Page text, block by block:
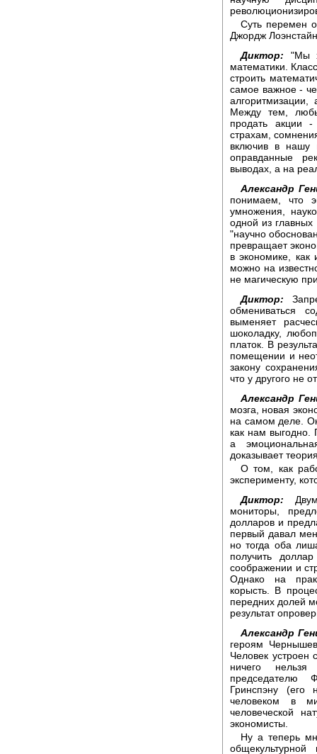
Суть перемен
Джордж
Диктор: "Мы
математики.
строить
самое важное -
Между тем,
продать акции
страхам,
включив в нашу
оправданные
выводах, а на
Александр
понимаем, что
умножения,
одной из
"научно
превращает
в экономике,
можно на
не магическую
Диктор:
обмениваться
выменяет
шоколадку,
платок. В
помещении и
закону
что у другого не
Александр
мозга, новая
на самом деле.
как нам выгодно.
а
доказывает
О том, как
эксперименту,
Диктор:
мониторы,
долларов и
первый давал
но тогда оба
получить
соображении и
Однако на
корысть. В
передних долей
результат
Александр
героям
Человек устроен
ничего нельзя
председателю
Гринспэну (его
человеком в
человеческой
экономисты.
Ну а теперь